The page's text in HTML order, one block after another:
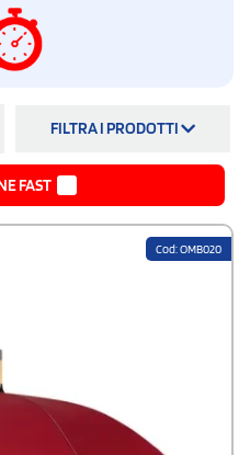
FILTRA I PRODOTTI
FAST
Cod: OMB020